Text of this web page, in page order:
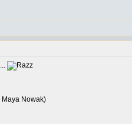
Maya Nowak)